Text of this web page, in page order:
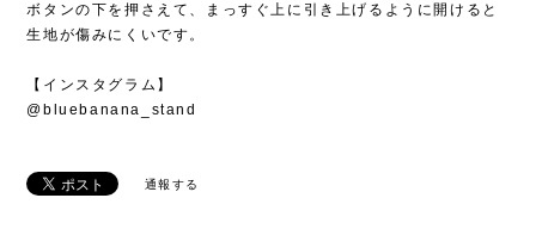
ボタンの下を押さえて、まっすぐ上に引き上げるように開けると
生地が傷みにくいです。
【インスタグラム】
@bluebanana_stand
通報する